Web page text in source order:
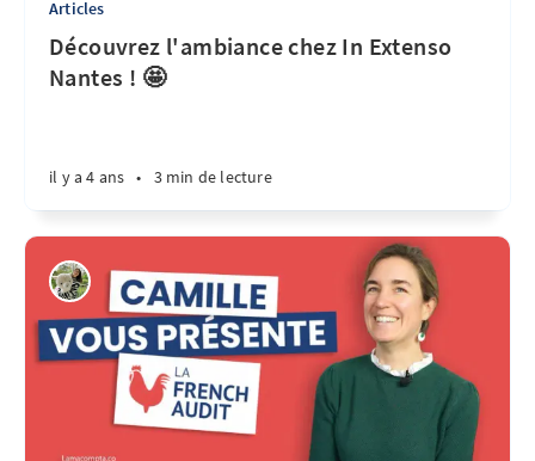
Articles
Découvrez l'ambiance chez In Extenso
Nantes ! 🤩
il y a 4 ans • 3 min de lecture